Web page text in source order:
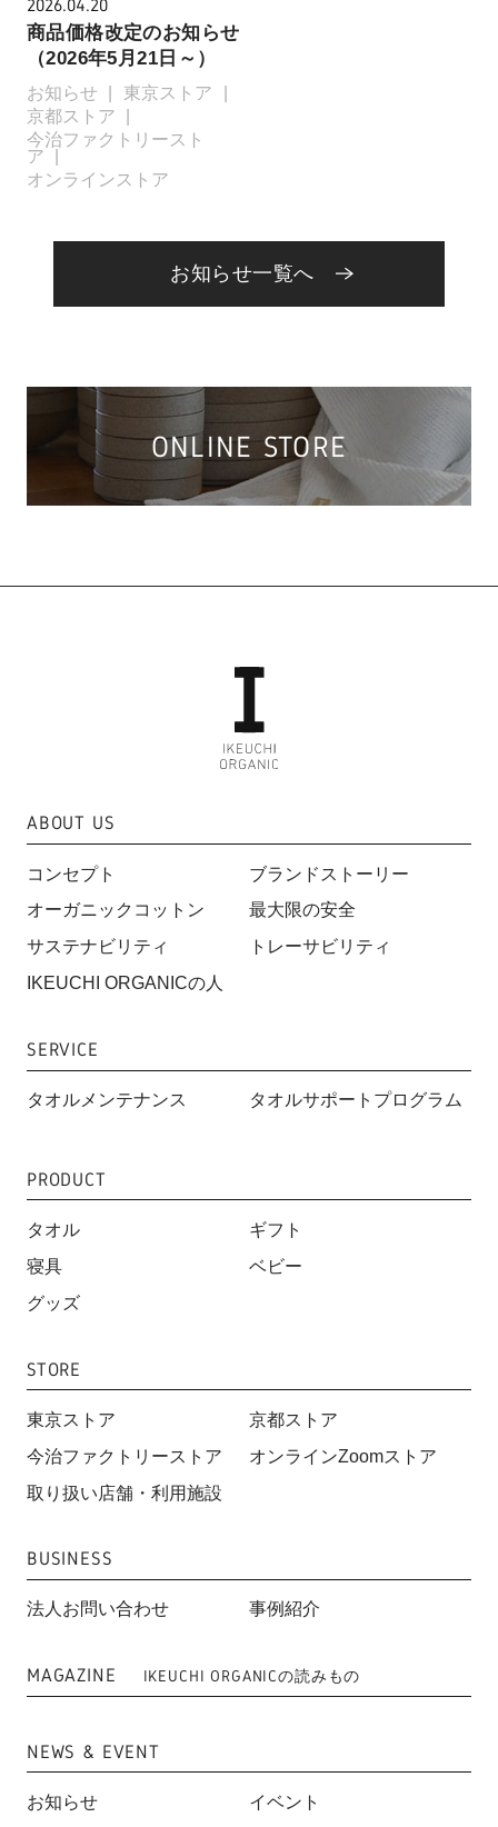
2026.04.20
商品価格改定のお知らせ
（2026年5月21日～）
お知らせ
東京ストア
京都ストア
今治ファクトリースト
ア
オンラインストア
お知らせ一覧へ
ONLINE STORE
ABOUT US
コンセプト
ブランドストーリー
オーガニックコットン
最大限の安全
サステナビリティ
トレーサビリティ
IKEUCHI ORGANICの人
SERVICE
タオルメンテナンス タオルサポートプログラム
PRODUCT
タオル
ギフト
寝具
ベビー
グッズ
STORE
東京ストア
京都ストア
今治ファクトリーストア
オンラインZoomストア
取り扱い店舗・利用施設
BUSINESS
法人お問い合わせ 事例紹介
MAGAZINE IKEUCHI ORGANICの読みもの
NEWS & EVENT
お知らせ イベント